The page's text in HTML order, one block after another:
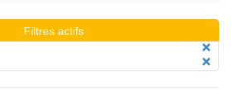
Filtres actifs